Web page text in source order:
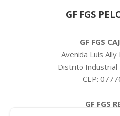
GF FGS
GF FGS
Avenida Luis Ally
Distrito Industrial
CEP:
GF FGS